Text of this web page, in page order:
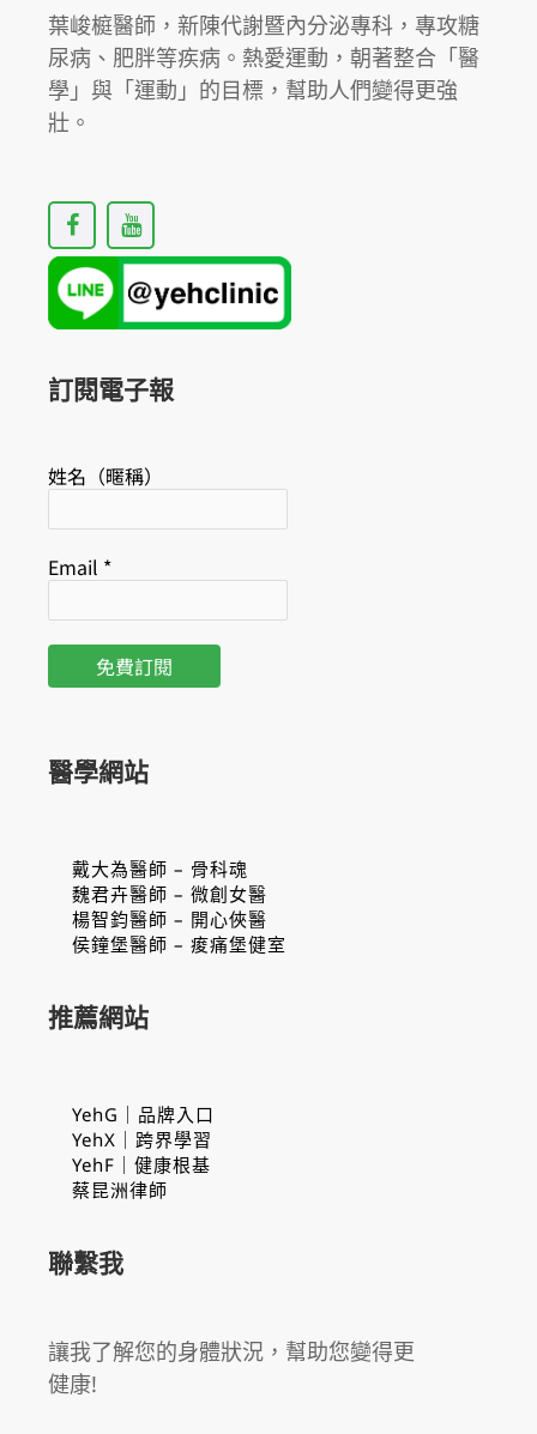
葉峻榳醫師，新陳代謝暨內分泌專科，專攻糖
尿病、肥胖等疾病。熱愛運動，朝著整合「醫
學」與「運動」的目標，幫助人們變得更強
壯。
F
a
c
e
b
o
k
Y
o
u
t
u
b
訂閱電子報
姓名（暱稱）
Email *
醫學網站
戴大為醫師 – 骨科魂
魏君卉醫師 – 微創女醫
楊智鈞醫師 – 開心俠醫
侯鐘堡醫師 – 痠痛堡健室
推薦網站
YehG｜品牌入口
YehX｜跨界學習
YehF｜健康根基
蔡昆洲律師
聯繫我
讓我了解您的身體狀況，幫助您變得更
健康!